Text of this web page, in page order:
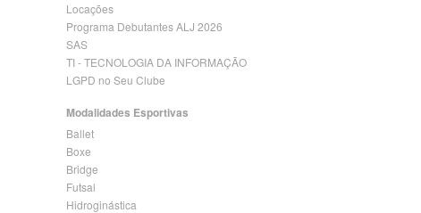
Locações
Programa Debutantes ALJ 2026
SAS
TI - TECNOLOGIA DA INFORMAÇÃO
LGPD no Seu Clube
Modalidades Esportivas
Ballet
Boxe
Bridge
Futsal
Hidroginástica